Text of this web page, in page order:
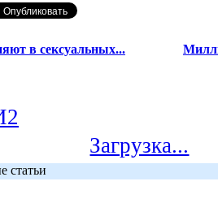
в сексуальных...
Загрузка...
статьи